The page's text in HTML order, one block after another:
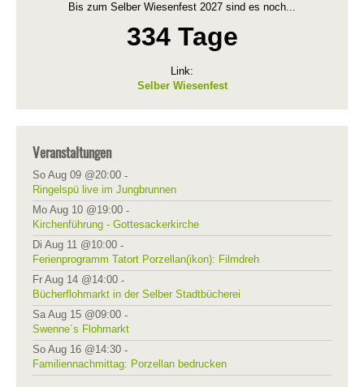
Bis zum Selber Wiesenfest 2027 sind es noch...
334 Tage
Link:
Selber Wiesenfest
Veranstaltungen
So Aug 09 @20:00 -
Ringelspü live im Jungbrunnen
Mo Aug 10 @19:00 -
Kirchenführung - Gottesackerkirche
Di Aug 11 @10:00 -
Ferienprogramm Tatort Porzellan(ikon): Filmdreh
Fr Aug 14 @14:00 -
Bücherflohmarkt in der Selber Stadtbücherei
Sa Aug 15 @09:00 -
Swenne´s Flohmarkt
So Aug 16 @14:30 -
Familiennachmittag: Porzellan bedrucken